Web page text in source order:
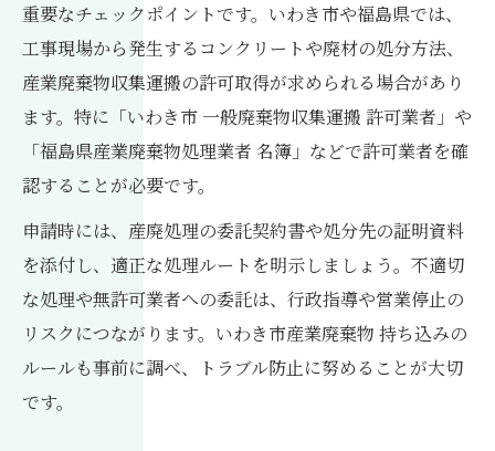
重要なチェックポイントです。いわき市や福島県では、
工事現場から発生するコンクリートや廃材の処分方法、
産業廃棄物収集運搬の許可取得が求められる場合があり
ます。特に「いわき市 一般廃棄物収集運搬 許可業者」や
「福島県産業廃棄物処理業者 名簿」などで許可業者を確
認することが必要です。
申請時には、産廃処理の委託契約書や処分先の証明資料
を添付し、適正な処理ルートを明示しましょう。不適切
な処理や無許可業者への委託は、行政指導や営業停止の
リスクにつながります。いわき市産業廃棄物 持ち込みの
ルールも事前に調べ、トラブル防止に努めることが大切
です。